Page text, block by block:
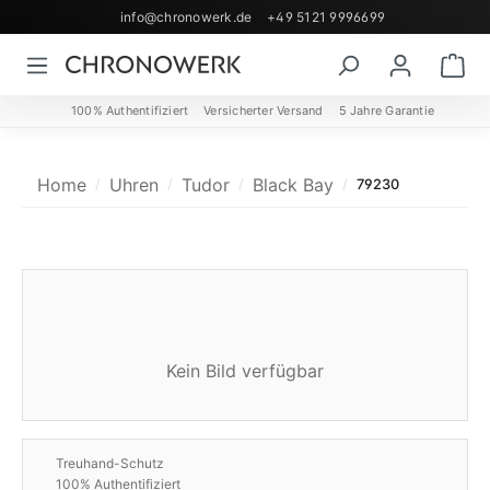
Zum Hauptinhalt springen
info@chronowerk.de +49 5121 9996699
100% Authentifiziert Versicherter Versand 5 Jahre Garantie
Home Uhren Tudor Black Bay 79230
Kein Bild verfügbar
Treuhand-Schutz
100% Authentifiziert